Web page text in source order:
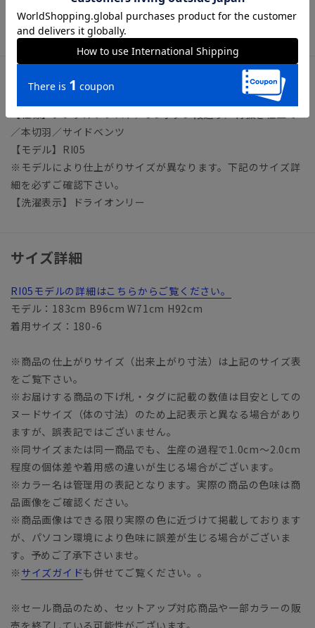
ビジネス ビジネスカジュアル オフィスカジュアル テーラ
ード
アイテム詳細
【仕様】シングルブレスト／3つボタン段返り／背抜き仕立て
／本切羽／サイドベンツ
【モデル】RI05
※モデルにより仕上がりサイズが異なります。下記のサイズ詳
細を必ずご確認下さい。
【洗濯表示】ドライオンリー
サイズ詳細
RI05モデルの詳細はこちらからご覧ください。
モデル：183cm B96cm W71cm H92cm
着用サイズ：180-6
※商品の仕上がりサイズ（出来上がり寸法）は上記のサイズ表
をご覧下さい。
※お届けする商品の下げ札・タグに記載の数値は目安としての
ヌードサイズ（体の寸法）のため上記表示と異なる場合があり
ますが、誤表記ではございません。
※同サイズまたは同一商品でも、生産の過程で1.0cm～2.0cm
程度の個体差や着用感の違いが生じる場合がございます。
※カラー名は管理用の表記となります。実際の商品の色味は商
品画像をご確認ください。
※商品画像はできる限り実際の色に近づけて掲載しております
が、パソコン環境により色味に誤差が生じる場合がございま
す。予めご了承下さいませ。
※ サイズガイドも併せてご覧ください。。
※セール商品のため、セットアップ対応商品や一部カラーの販